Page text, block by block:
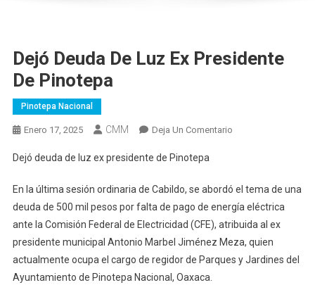
Dejó Deuda De Luz Ex Presidente
De Pinotepa
Pinotepa Nacional
Enero 17, 2025 CMM Deja Un ComentarioEn
Luz
Ex
Presidente
De
Pinotepa
Dejó deuda de luz ex presidente de Pinotepa
En la última sesión ordinaria de Cabildo, se abordó el tema de una
deuda de 500 mil pesos por falta de pago de energía eléctrica
ante la Comisión Federal de Electricidad (CFE), atribuida al ex
presidente municipal Antonio Marbel Jiménez Meza, quien
actualmente ocupa el cargo de regidor de Parques y Jardines del
Ayuntamiento de Pinotepa Nacional, Oaxaca.